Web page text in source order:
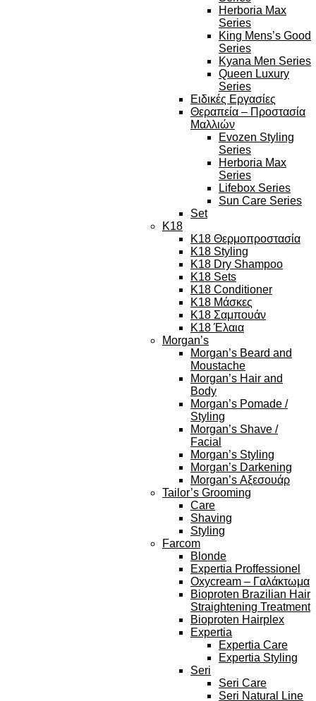
Herboria Max
Series
King Mens’s Good
Series
Kyana Men Series
Queen Luxury
Series
Ειδικές Εργασίες
Θεραπεία – Προστασία
Μαλλιών
Evozen Styling
Series
Herboria Max
Series
Lifebox Series
Sun Care Series
Set
K18
K18 Θερμοπροστασία
K18 Styling
K18 Dry Shampoo
K18 Sets
K18 Conditioner
K18 Μάσκες
K18 Σαμπουάν
K18 Έλαια
Morgan’s
Morgan’s Beard and
Moustache
Morgan’s Hair and
Body
Morgan’s Pomade /
Styling
Morgan’s Shave /
Facial
Morgan’s Styling
Morgan’s Darkening
Morgan’s Αξεσουάρ
Tailor’s Grooming
Care
Shaving
Styling
Farcom
Blonde
Expertia Proffessionel
Oxycream – Γαλάκτωμα
Bioproten Brazilian Hair
Straightening Treatment
Bioproten Hairplex
Expertia
Expertia Care
Expertia Styling
Seri
Seri Care
Seri Natural Line